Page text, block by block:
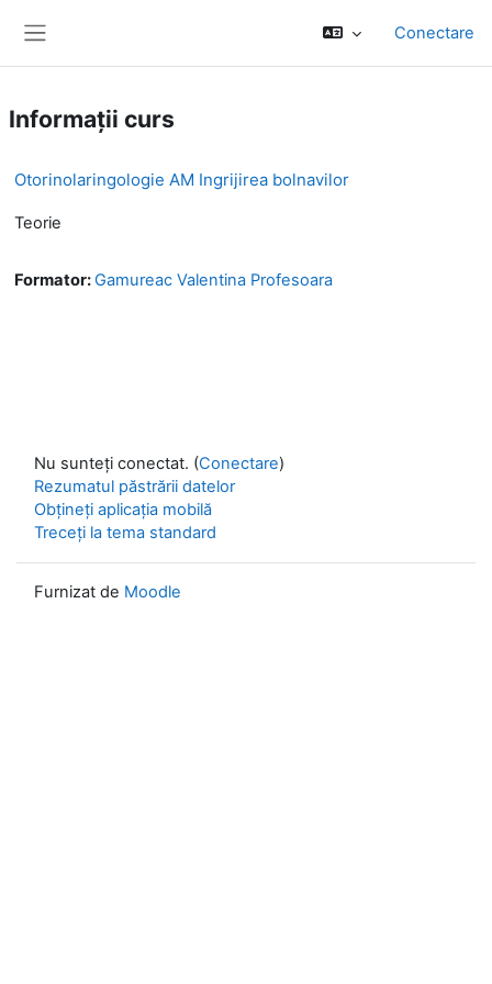
Conectare
Informații curs
Otorinolaringologie AM Ingrijirea bolnavilor
Teorie
Formator:Gamureac Valentina Profesoara
Nu sunteți conectat. (Conectare)
Rezumatul păstrării datelor
Obțineți aplicația mobilă
Treceți la tema standard
Furnizat de Moodle